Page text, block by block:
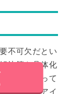
不可欠だとい
決策を具体化
デアがあって
ません。アイ